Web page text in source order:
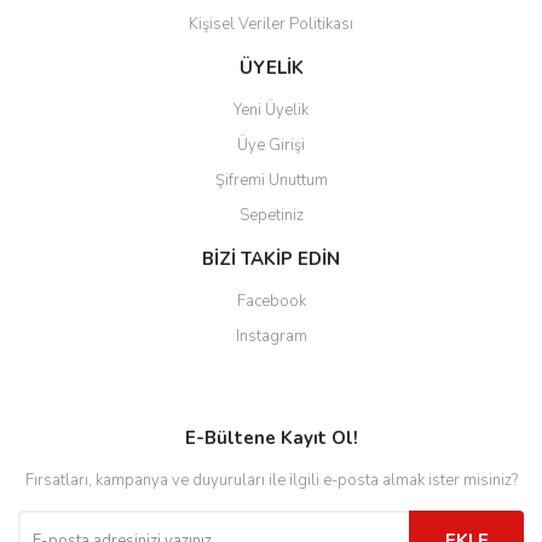
Kişisel Veriler Politikası
ÜYELİK
Yeni Üyelik
Üye Girişi
Şifremi Unuttum
Sepetiniz
BİZİ TAKİP EDİN
Facebook
Instagram
E-Bültene Kayıt Ol!
Fırsatları, kampanya ve duyuruları ile ilgili e-posta almak ister misiniz?